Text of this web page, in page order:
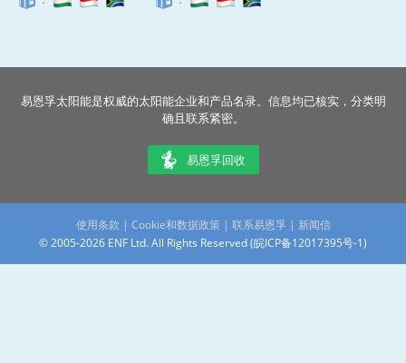
易恩孚太阳能是权威的太阳能企业和产品名录。信息均已核实，分类明
确且联系紧密。
易恩孚回收
使用条款 | Cookie和数据政策| 联系易恩孚 | 新闻信
© 2005-2026 ENF Ltd. All Rights Reserved (皖ICP备12017395号-1)